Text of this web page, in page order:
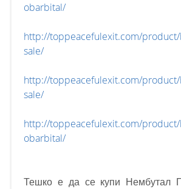
obarbital/
http://toppeacefulexit.com/
sale/
http://toppeacefulexit.com/
sale/
http://toppeacefulexit.com/
obarbital/
Тешко е да се купи Нембутал